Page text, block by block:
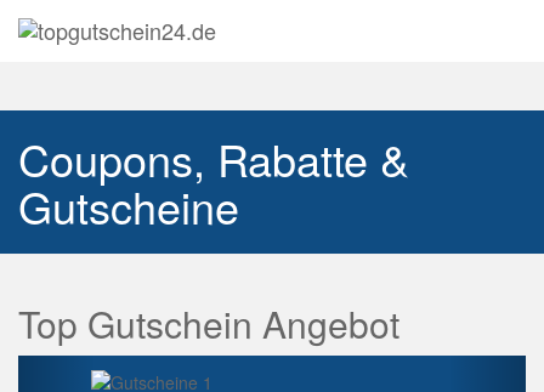
Coupons, Rabatte &
Gutscheine
Top Gutschein Angebot
Vorherige